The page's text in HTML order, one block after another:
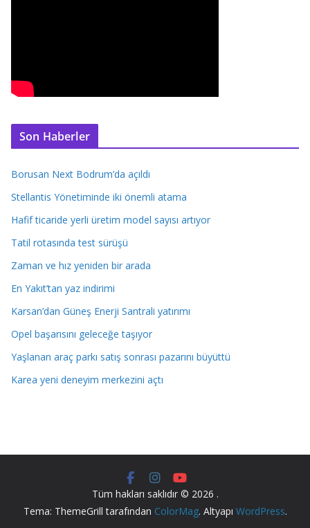
Son Haberler
Borusan Next Bodrum’da açıldı
Stellantis Yönetiminde iki önemli atama
Hafif ticaride yerli üretim model sayısı artıyor
Tatil rotasında test sürüşü
Zaman ve hız yeniden bir arada
En Yakıt’tan yaz indirimi
Karsan’dan Güneş Enerji Santrali yatırımı
Opel başarısını geleceğe taşıyor
Yaşlanan araç parkı satış sonrası pazarını büyüttü
Karea yeni deneyim merkezini açtı
Tüm hakları saklıdır © 2026 .
Tema: ThemeGrill tarafından ColorMag. Altyapı WordPress.